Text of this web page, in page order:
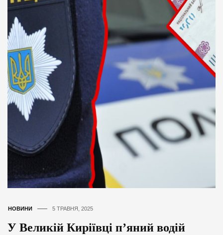
НОВИНИ 5 ТРАВНЯ, 2025
У Великій Киріївці п’яний водій